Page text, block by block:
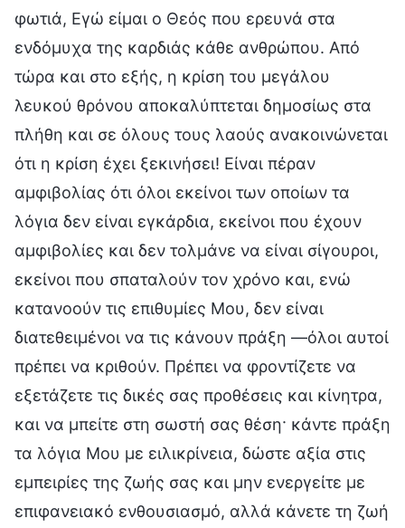
φωτιά, Εγώ είμαι ο Θεός που ερευνά στα
ενδόμυχα της καρδιάς κάθε ανθρώπου. Από
τώρα και στο εξής, η κρίση του μεγάλου
λευκού θρόνου αποκαλύπτεται δημοσίως στα
πλήθη και σε όλους τους λαούς ανακοινώνεται
ότι η κρίση έχει ξεκινήσει! Είναι πέραν
αμφιβολίας ότι όλοι εκείνοι των οποίων τα
λόγια δεν είναι εγκάρδια, εκείνοι που έχουν
αμφιβολίες και δεν τολμάνε να είναι σίγουροι,
εκείνοι που σπαταλούν τον χρόνο και, ενώ
κατανοούν τις επιθυμίες Μου, δεν είναι
διατεθειμένοι να τις κάνουν πράξη —όλοι αυτοί
πρέπει να κριθούν. Πρέπει να φροντίζετε να
εξετάζετε τις δικές σας προθέσεις και κίνητρα,
και να μπείτε στη σωστή σας θέση· κάντε πράξη
τα λόγια Μου με ειλικρίνεια, δώστε αξία στις
εμπειρίες της ζωής σας και μην ενεργείτε με
επιφανειακό ενθουσιασμό, αλλά κάνετε τη ζωή